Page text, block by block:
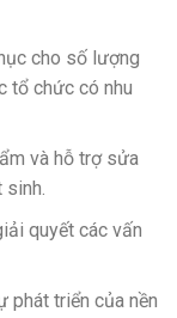
cho số lượng
tổ chức có nhu
và hỗ trợ sửa
sinh.
quyết các vấn
phát triển của nền